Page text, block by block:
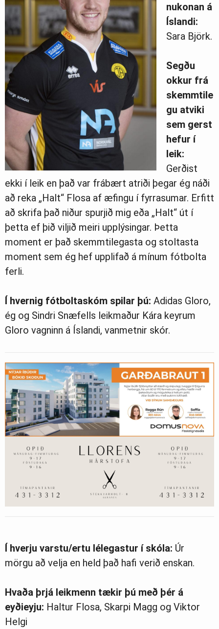
nukonan á
Íslandi:
Sara Björk.
Segðu
okkur frá
skemmtile
gu atviki
sem gerst
hefur í
leik:
Gerðist
ekki í leik en það var frábært atriði þegar ég náði
að reka „Halt“ Flosa af æfingu í fyrrasumar. Erfitt
að skrifa það niður spurjið mig eða „Halt“ út í
þetta ef þið viljið meiri upplýsingar. Þetta
moment er það skemmtilegasta og stoltasta
moment sem ég hef upplifað á mínum fótbolta
ferli.
Í hvernig fótboltaskóm spilar þú: Adidas Gloro,
ég og Sindri Snæfells leikmaður Kára keyrum
Gloro vagninn á Íslandi, vanmetnir skór.
Í hverju varstu/ertu lélegastur í skóla: Úr
mörgu að velja en held það hafi verið enskan.
Hvaða þrjá leikmenn tækir þú með þér á
eyðieyju: Haltur Flosa, Skarpi Magg og Viktor
Helgi